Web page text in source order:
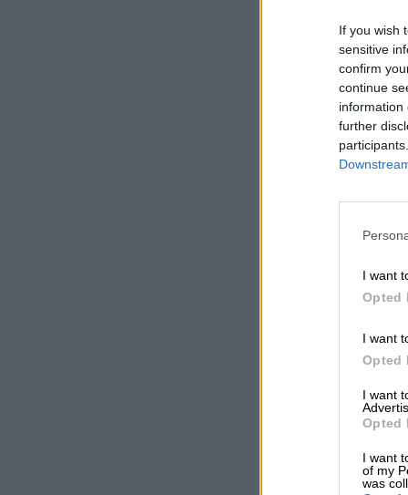
If you wish
sensitive
confirm
continue
information
further
I want
Opted
I want
Opted
I want
Opted
I want
of my
was